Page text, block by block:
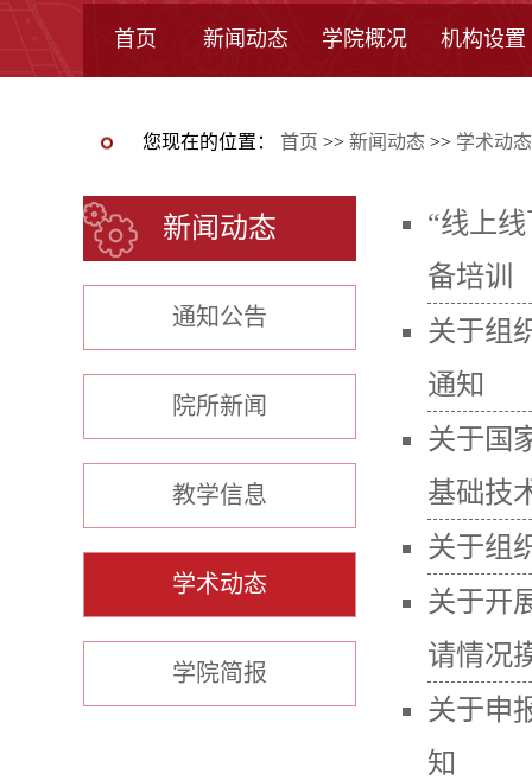
首页 新闻动态 学院概况 机构设置
您现在的位置： 首页 >> 新闻动态 >> 学术动态
新闻动态
通知公告
院所新闻
教学信息
学术动态
学院简报
“线上
备培训
关于组
通知
关于国
基础技
关于组
关于开
请情况
关于申
知